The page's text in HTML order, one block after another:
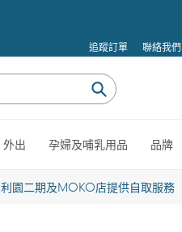
追蹤訂單 聯絡我們
提
外出 孕婦及哺乳用品 品牌
利園二期及MOKO店提供自取服務